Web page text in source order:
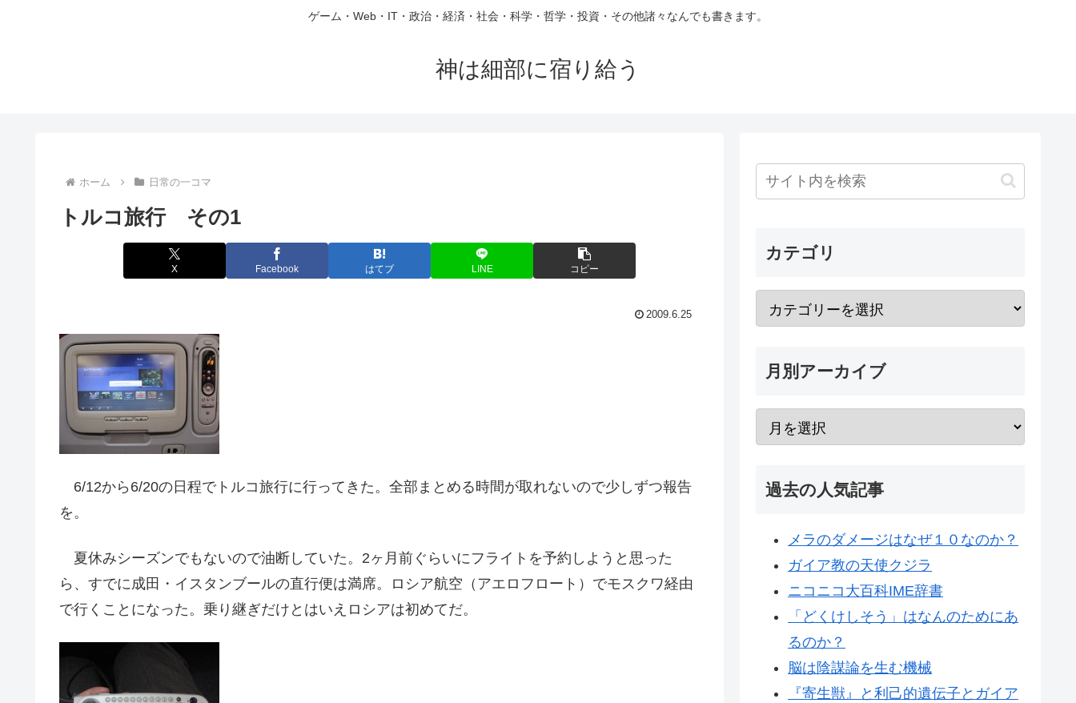
ゲーム・Web・IT・政治・経済・社会・科学・哲学・投資・その他諸々なんでも書きます。
神は細部に宿り給う
ホーム 日常の一コマ
トルコ旅行 その1
X Facebook はてブ LINE コピー
2009.6.25
6/12から6/20の日程でトルコ旅行に行ってきた。全部まとめる時間が取れないので少しずつ報告
を。
夏休みシーズンでもないので油断していた。2ヶ月前ぐらいにフライトを予約しようと思った
ら、すでに成田・イスタンブールの直行便は満席。ロシア航空（アエロフロート）でモスクワ経由
で行くことになった。乗り継ぎだけとはいえロシアは初めてだ。
カテゴリ
月別アーカイブ
過去の人気記事
メラのダメージはなぜ１０なのか？
ガイア教の天使クジラ
ニコニコ大百科IME辞書
「どくけしそう」はなんのためにあ
るのか？
脳は陰謀論を生む機械
『寄生獣』と利己的遺伝子とガイア